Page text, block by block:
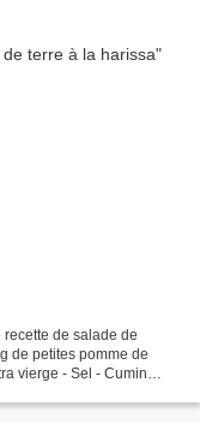
de salade de
de petites pomme de
vierge - Sel - Cumin